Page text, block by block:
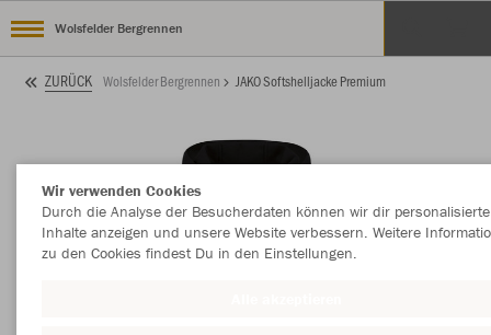
Wolsfelder Bergrennen
ZURÜCK Wolsfelder Bergrennen JAKO Softshelljacke Premium
Wir verwenden Cookies
Durch die Analyse der Besucherdaten können wir dir personalisierte
Inhalte anzeigen und unsere Website verbessern. Weitere
zu den Cookies findest Du in den Einstellungen.